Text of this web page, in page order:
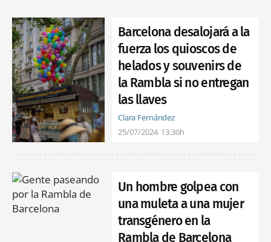
Barcelona desalojará a la
fuerza los quioscos de
helados y souvenirs de
la Rambla si no entregan
las llaves
Clara Fernández
25/07/2024 13:30h
Un hombre golpea con
una muleta a una mujer
transgénero en la
Rambla de Barcelona